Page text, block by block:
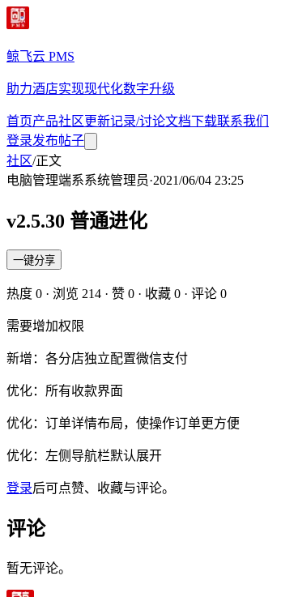
鲸飞云 PMS
助力酒店实现现代化数字升级
首页产品社区更新记录/讨论文档下载联系我们
登录发布帖子
社区/正文
电脑管理端系系统管理员·2021/06/04 23:25
v2.5.30 普通进化
一键分享
热度 0 · 浏览 214 · 赞 0 · 收藏 0 · 评论 0
需要增加权限
新增：各分店独立配置微信支付
优化：所有收款界面
优化：订单详情布局，使操作订单更方便
优化：左侧导航栏默认展开
登录后可点赞、收藏与评论。
评论
暂无评论。